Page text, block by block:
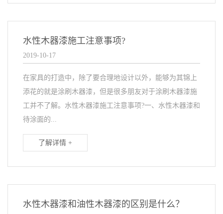
水性木器漆施工注意事项?
2019-10-17
在家具的打造中，除了要合理地设计以外，能够为其锦上
添花的就是涂刷木器漆，但是很多朋友对于涂刷木器漆施
工并不了解。水性木器漆施工注意事项?一、水性木器漆和
待涂面的...
了解详情 +
水性木器漆和油性木器漆的区别是什么？